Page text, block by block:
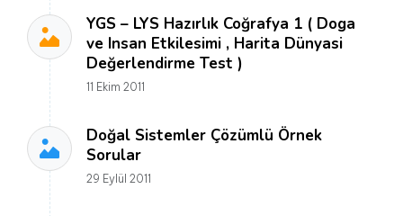
YGS – LYS Hazırlık Coğrafya 1 ( Doga
ve Insan Etkilesimi , Harita Dünyasi
Değerlendirme Test )
11 Ekim 2011
Doğal Sistemler Çözümlü Örnek
Sorular
29 Eylül 2011